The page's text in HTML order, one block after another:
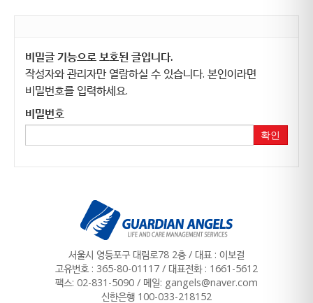
비밀글 기능으로 보호된 글입니다.
작성자와 관리자만 열람하실 수 있습니다. 본인이라면
비밀번호를 입력하세요.
비밀번호
확인
서울시 영등포구 대림로78 2층 / 대표 : 이보걸
고유번호 : 365-80-01117 / 대표전화 : 1661-5612
팩스: 02-831-5090 / 메일: gangels@naver.com
신한은행 100-033-218152